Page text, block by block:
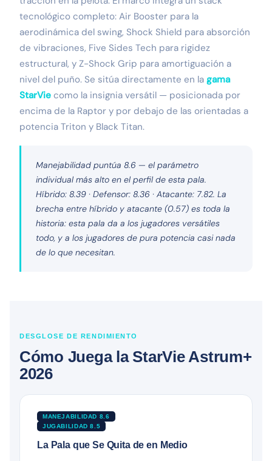
tecnológico completo: Air Booster para la
aerodinámica del swing, Shock Shield para absorción
de vibraciones, Five Sides Tech para rigidez
estructural, y Z-Shock Grip para amortiguación a
nivel del puño. Se sitúa directamente en la gama
StarVie como la insignia versátil — posicionada por
encima de la Raptor y por debajo de las orientadas a
potencia Triton y Black Titan.
Manejabilidad puntúa 8.6 — el parámetro
individual más alto en el perfil de esta pala.
Híbrido: 8.39 · Defensor: 8.36 · Atacante: 7.82. La
brecha entre híbrido y atacante (0.57) es toda la
historia: esta pala da a los jugadores versátiles
todo, y a los jugadores de pura potencia casi nada
de lo que necesitan.
DESGLOSE DE RENDIMIENTO
Cómo Juega la StarVie Astrum+
2026
MANEJABILIDAD 8.6
JUGABILIDAD 8.5
La Pala que Se Quita de en Medio